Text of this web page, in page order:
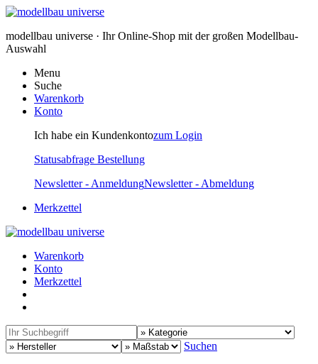
modellbau universe · Ihr Online-Shop mit der großen Modellbau-
Auswahl
Menu
Suche
Warenkorb
Konto
Ich habe ein Kundenkontozum Login
Statusabfrage Bestellung
Newsletter - AnmeldungNewsletter - Abmeldung
Merkzettel
Warenkorb
Konto
Merkzettel
Suchen